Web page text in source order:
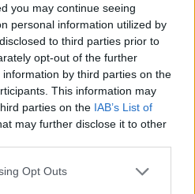
you may continue seeing
personal information utilized by
to third parties prior to
opt-out of the further
by third parties on the
This information may
parties on the IAB’s List of
may further disclose it to other
Opt Outs
fokos pokoli hőség csap
rekordok
az idei nyár egyik
így a nappali
Celsius-fokot is elérheti.